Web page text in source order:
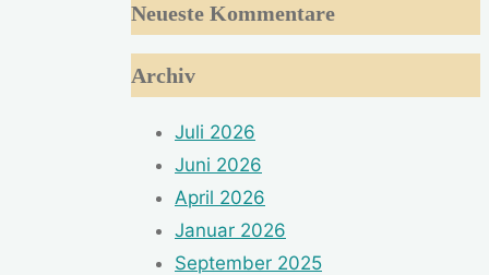
Neueste Kommentare
Archiv
Juli 2026
Juni 2026
April 2026
Januar 2026
September 2025